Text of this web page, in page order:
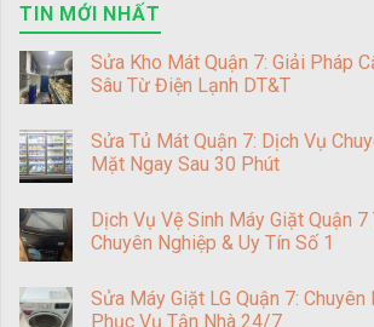
TIN MỚI NHẤT
Sửa Kho Mát Quận 7: Giải Pháp
Sâu Từ Điện Lạnh DT&T
Sửa Tủ Mát Quận 7: Dịch Vụ
Mặt Ngay Sau 30 Phút
Dịch Vụ Vệ Sinh Máy Giặt Quận 7
Chuyên Nghiệp & Uy Tín Số 1
Sửa Máy Giặt LG Quận 7: Chuyên
Phục Vụ Tận Nhà 24/7